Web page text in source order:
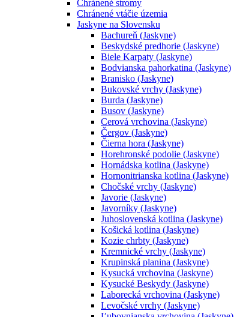
Chránené stromy
Chránené vtáčie územia
Jaskyne na Slovensku
Bachureň (Jaskyne)
Beskydské predhorie (Jaskyne)
Biele Karpaty (Jaskyne)
Bodvianska pahorkatina (Jaskyne)
Branisko (Jaskyne)
Bukovské vrchy (Jaskyne)
Burda (Jaskyne)
Busov (Jaskyne)
Cerová vrchovina (Jaskyne)
Čergov (Jaskyne)
Čierna hora (Jaskyne)
Horehronské podolie (Jaskyne)
Hornádska kotlina (Jaskyne)
Hornonitrianska kotlina (Jaskyne)
Chočské vrchy (Jaskyne)
Javorie (Jaskyne)
Javorníky (Jaskyne)
Juhoslovenská kotlina (Jaskyne)
Košická kotlina (Jaskyne)
Kozie chrbty (Jaskyne)
Kremnické vrchy (Jaskyne)
Krupinská planina (Jaskyne)
Kysucká vrchovina (Jaskyne)
Kysucké Beskydy (Jaskyne)
Laborecká vrchovina (Jaskyne)
Levočské vrchy (Jaskyne)